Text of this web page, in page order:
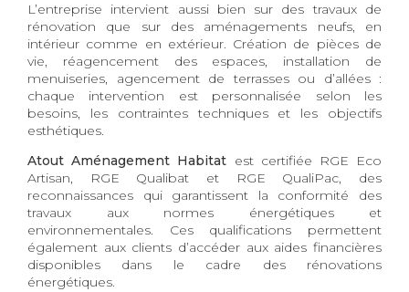
L’entreprise intervient aussi bien sur des travaux de
rénovation que sur des aménagements neufs, en
intérieur comme en extérieur. Création de pièces de
vie, réagencement des espaces, installation de
menuiseries, agencement de terrasses ou d’allées :
chaque intervention est personnalisée selon les
besoins, les contraintes techniques et les objectifs
esthétiques.
Atout Aménagement Habitat est certifiée RGE Eco
Artisan, RGE Qualibat et RGE QualiPac, des
reconnaissances qui garantissent la conformité des
travaux aux normes énergétiques et
environnementales. Ces qualifications permettent
également aux clients d’accéder aux aides financières
disponibles dans le cadre des rénovations
énergétiques.